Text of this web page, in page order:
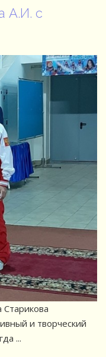
А.И. с
и творческий
...